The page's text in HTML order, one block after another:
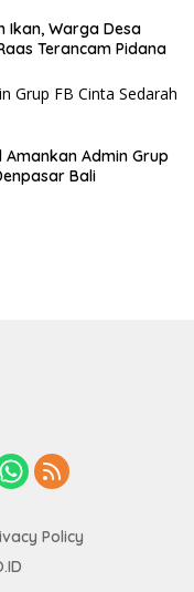
Ikan, Warga Desa
Terancam Pidana
Amankan Admin Grup
Bali
Policy